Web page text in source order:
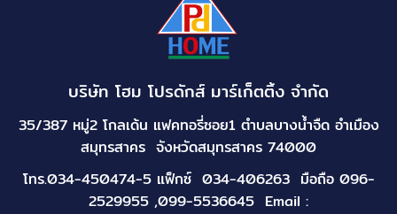
บริษัท โฮม โปรดักส์ มาร์เก็ตติ้ง จำกัด
35/387 หมู่2 โกลเด้น แฟคทอรี่ซอย1 ตำบลบางน้ำจืด อำเมือง
สมุทรสาคร จังหวัดสมุทรสาคร 74000
โทร.034-450474-5 แฟ็กซ์ 034-406263 มือถือ 096-
2529955 ,099-5536645 Email :